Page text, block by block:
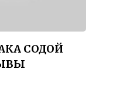
СОДОЙ